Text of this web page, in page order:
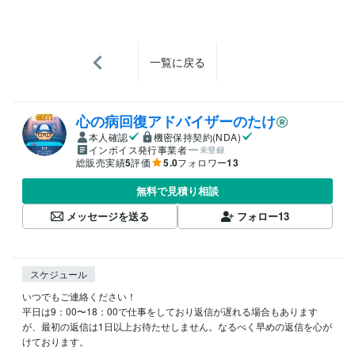
一覧に戻る
心の病回復アドバイザーのたけ
本人確認
機密保持契約(NDA)
インボイス発行事業者
未登録
総販売実績5評価 5.0フォロワー13
無料で見積り相談
メッセージを送る
フォロー13
スケジュール
いつでもご連絡ください！
平日は9：00〜18：00で仕事をしており返信が遅れる場合もあります
が、最初の返信は1日以上お待たせしません。なるべく早めの返信を心が
けております。